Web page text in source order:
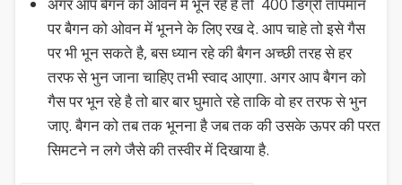
पर बैगन को ओवन में भूनने के लिए रख दे. आप चाहे तो इसे गैस
पर भी भून सकते है, बस ध्यान रहे की बैगन अच्छी तरह से हर
तरफ से भुन जाना चाहिए तभी स्वाद आएगा. अगर आप बैगन को
गैस पर भून रहे है तो बार बार घुमाते रहे ताकि वो हर तरफ से भुन
जाए. बैगन को तब तक भूनना है जब तक की उसके ऊपर की परत
सिमटने न लगे जैसे की तस्वीर में दिखाया है.